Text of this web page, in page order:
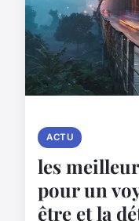
ACTU
les
pour un
être et la